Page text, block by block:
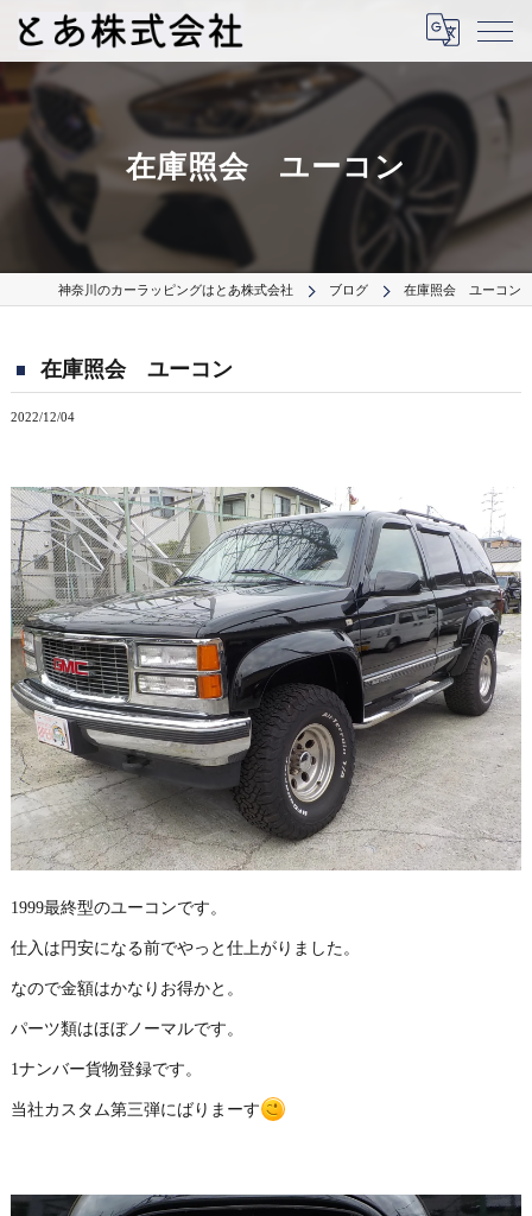
在庫照会 ユーコン
神奈川のカーラッピングはとあ株式会社 ブログ 在庫照会 ユーコン
在庫照会 ユーコン
2022/12/04
1999最終型のユーコンです。
仕入は円安になる前でやっと仕上がりました。
なので金額はかなりお得かと。
パーツ類はほぼノーマルです。
1ナンバー貨物登録です。
当社カスタム第三弾にばりまーす